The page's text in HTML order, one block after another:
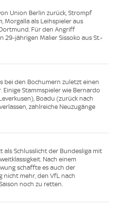
Union Berlin zurück, Strompf
Morgalla als Leihspieler aus
Für den Angriff
29-jährigen Malier Sissoko aus St.-
bei den Bochumern zuletzt einen
Einige Stammspieler wie Bernardo
Boadu (zurück nach
zahlreiche Neuzugänge
als Schlusslicht der Bundesliga mit
Nach einem
schaffte es auch der
nicht mehr, den VfL nach
noch zu retten.